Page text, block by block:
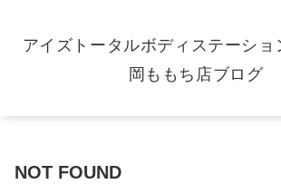
アイズトータルボディステーシ
岡ももち店ブログ
NOT FOUND